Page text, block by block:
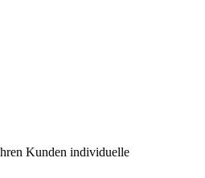
Kunden individuelle